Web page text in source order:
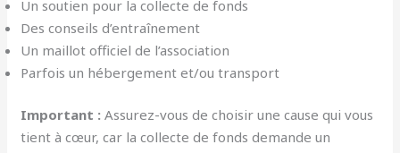
Un soutien pour la collecte de fonds
Des conseils d’entraînement
Un maillot officiel de l’association
Parfois un hébergement et/ou transport
Important : Assurez-vous de choisir une cause qui vous
tient à cœur, car la collecte de fonds demande un